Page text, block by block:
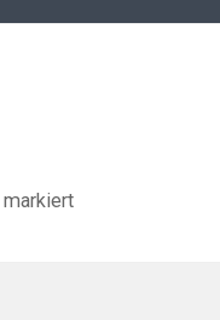
markiert